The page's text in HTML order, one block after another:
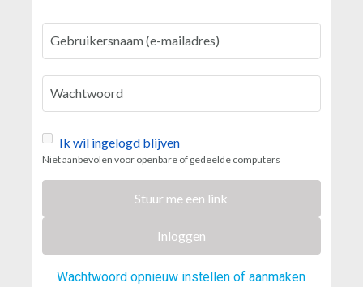
Gebruikersnaam (e-mailadres)
Wachtwoord
Ik wil ingelogd blijven
Niet aanbevolen voor openbare of gedeelde computers
Stuur me een link
Inloggen
Wachtwoord opnieuw instellen of aanmaken